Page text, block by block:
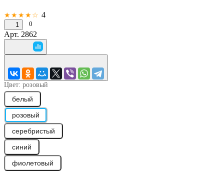
★★★★☆ 4
1 0
Арт. 2862
Цвет: розовый
белый
розовый
серебристый
синий
фиолетовый